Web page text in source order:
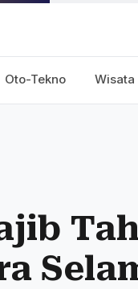
Oto-Tekno Wisata